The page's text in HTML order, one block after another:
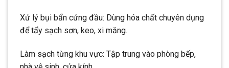
Xử lý bụi bẩn cứng đầu: Dùng hóa chất chuyên dụng
để tẩy sạch sơn, keo, xi măng.
Làm sạch từng khu vực: Tập trung vào phòng bếp,